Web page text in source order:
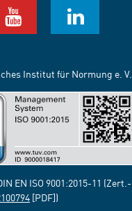
Institut für Normung e. V.
EN ISO 9001:2015-11 (Zert.-
[PDF])